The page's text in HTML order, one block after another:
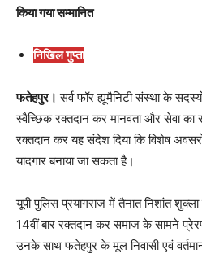
किया गया सम्मानित
निखिल गुप्ता
फतेहपुर। सर्व फॉर ह्यूमैनिटी संस्था के
स्वैच्छिक रक्तदान कर मानवता और सेवा
रक्तदान कर यह संदेश दिया कि विशेष
यादगार बनाया जा सकता है।
यूपी पुलिस प्रयागराज में तैनात निशांत
14वीं बार रक्तदान कर समाज के सामने
उनके साथ फतेहपुर के मूल निवासी एवं